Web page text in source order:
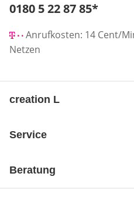
Telefonnummer:
0180 5 22 87 85*
Anrufkosten: 14 Cent/
Netzen
creation L
Service
Beratung